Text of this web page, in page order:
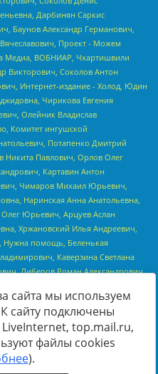
uploaded/files/reestr-
данные на22.03.2024
сайта мы используем
сайту подключены
top.mail.ru,
файлы cookies
).